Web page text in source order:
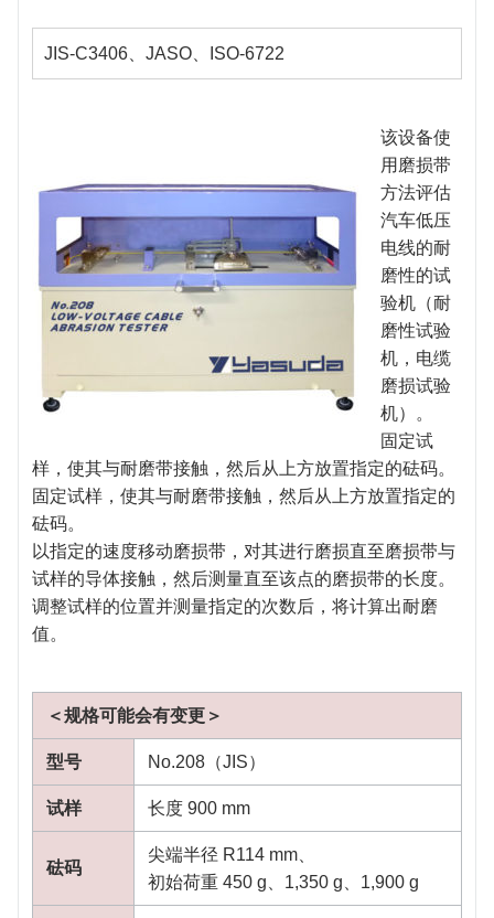
JIS-C3406、JASO、ISO-6722
该设备使
用磨损带
方法评估
汽车低压
电线的耐
磨性的试
验机（耐
磨性试验
机，电缆
磨损试验
机）。
固定试
样，使其与耐磨带接触，然后从上方放置指定的砝码。
固定试样，使其与耐磨带接触，然后从上方放置指定的
砝码。
以指定的速度移动磨损带，对其进行磨损直至磨损带与
试样的导体接触，然后测量直至该点的磨损带的长度。
调整试样的位置并测量指定的次数后，将计算出耐磨
值。
＜规格可能会有变更＞
型号 No.208（JIS）
试样 长度 900 mm
砝码
尖端半径 R114 mm、
初始荷重 450 g、1,350 g、1,900 g